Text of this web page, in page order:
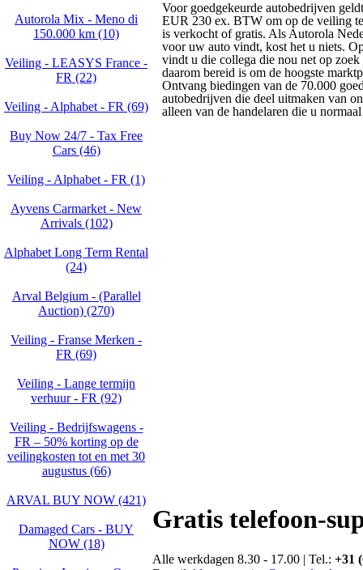
Autorola Mix - Meno di
150.000 km (10)
Veiling - LEASYS France -
FR (22)
Veiling - Alphabet - FR (69)
Buy Now 24/7 - Tax Free
Cars (46)
Veiling - Alphabet - FR (1)
Ayvens Carmarket - New
Arrivals (102)
Alphabet Long Term Rental
(24)
Arval Belgium - (Parallel
Auction) (270)
Veiling - Franse Merken -
FR (69)
Veiling - Lange termijn
verhuur - FR (92)
Veiling - Bedrijfswagens -
FR – 50% korting op de
veilingkosten tot en met 30
augustus (66)
ARVAL BUY NOW (421)
Damaged Cars - BUY
NOW (18)
Voor goedgekeurde autobedrijven
EUR 230 ex. BTW om op de veiling
is verkocht of gratis. Als Autorola
voor uw auto vindt, kost het u niets.
vindt u die collega die nou net op zoek
daarom bereid is om de hoogste
Ontvang biedingen van de 70.000
autobedrijven die deel uitmaken van
alleen van de handelaren die u
Gratis telefoon-
Alle werkdagen 8.30 - 17.00 | Tel.: +31